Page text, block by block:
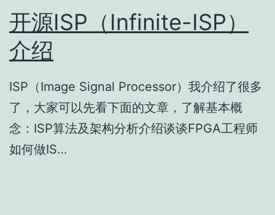
开源ISP（Infinite-ISP）
介绍
ISP（Image Signal Processor）我介绍了很多
了，大家可以先看下面的文章，了解基本概
念：ISP算法及架构分析介绍谈谈FPGA工程师
如何做IS…